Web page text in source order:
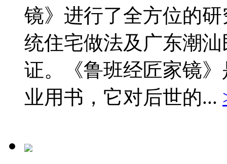
镜》进行了全方位的
统住宅做法及广东潮
证。《鲁班经匠家镜
业用书，它对后世的...